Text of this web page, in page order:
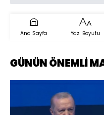
Ana Sayfa Yazı Boyutu
GÜNÜN ÖNEMLİ